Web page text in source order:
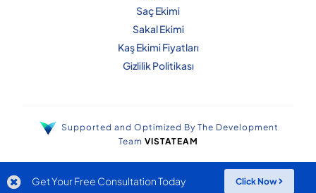
Saç Ekimi
Sakal Ekimi
Kaş Ekimi Fiyatları
Gizlilik Politikası
Supported and Optimized By The Development
Team VISTATEAM
Get Your Free Consultation Today Click Now